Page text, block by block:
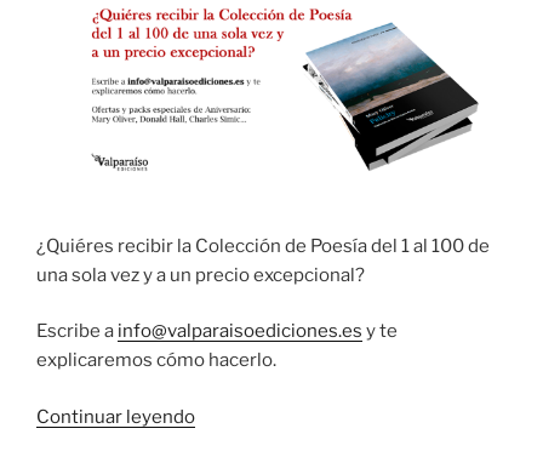
¿Quiéres recibir la Colección de Poesía del 1 al 100 de
una sola vez y a un precio excepcional?
Escribe a info@valparaisoediciones.es y te
explicaremos cómo hacerlo.
Continuar leyendo«La